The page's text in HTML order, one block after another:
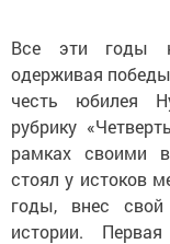
Все эти годы
одерживая победы
честь юбилея
рубрику
рамках своими
стоял у истоков
годы, внес свой
истории.